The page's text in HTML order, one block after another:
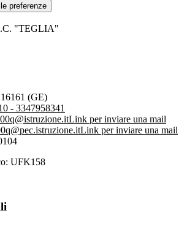
preferenze
"TEGLIA"
(GE)
- 3347958341
Link per inviare una mail
Link per inviare una mail
UFK158